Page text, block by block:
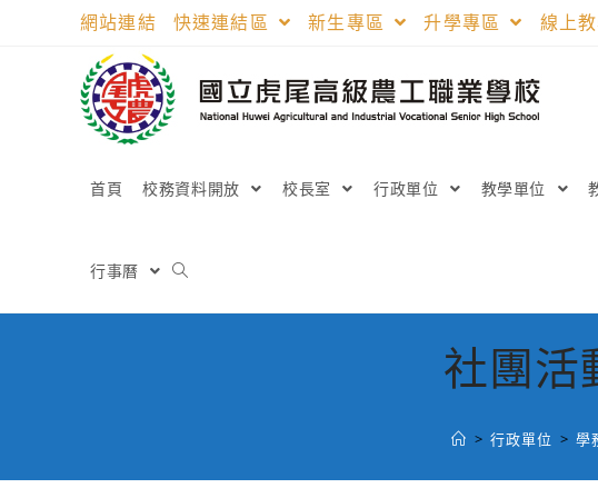
網站連結 快速連結區 新生專區 升學專區 線上
首頁 校務資料開放 校長室 行政單位 教學單位
行事曆
社團活
> 行政單位 > 學